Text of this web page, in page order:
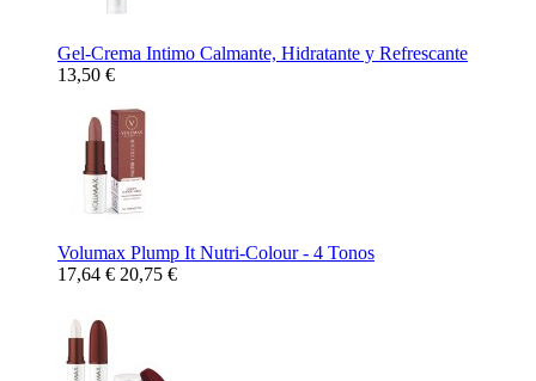
Gel-Crema Intimo Calmante, Hidratante y Refrescante
13,50 €
Volumax Plump It Nutri-Colour - 4 Tonos
17,64 € 20,75 €